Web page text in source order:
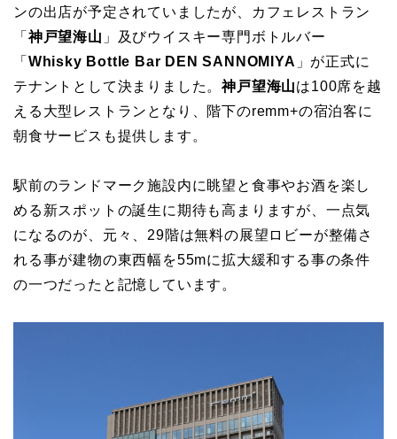
ンの出店が予定されていましたが、カフェレストラン
「 神戸望海山 」及びウイスキー専門ボトルバー
「 Whisky Bottle Bar DEN SANNOMIYA 」が正式に
テナントとして決まりました。神戸望海山は100席を越
える大型レストランとなり、階下のremm+の宿泊客に
朝食サービスも提供します。
駅前のランドマーク施設内に眺望と食事やお酒を楽し
める新スポットの誕生に期待も高まりますが、一点気
になるのが、元々、29階は無料の展望ロビーが整備さ
れる事が建物の東西幅を55mに拡大緩和する事の条件
の一つだったと記憶しています。